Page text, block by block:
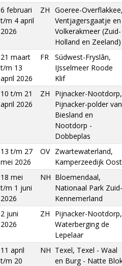
6 februari
t/m 4 april
2026
ZH Goeree-
Ventjagersgaatje en
Volkerakmeer (Zuid-
Holland en Zeeland)
21 maart
t/m 13
april 2026
FR
Súdwest-Fryslân,
IJsselmeer Roode
Klif
10 t/m 21
april 2026
ZH
Pijnacker-Nootdorp,
Pijnacker-polder van
Biesland en
Nootdorp -
Dobbeplas
13 t/m 27
mei 2026
OV Zwartewaterland,
Kamperzeedijk Oost
18 mei
t/m 1 juni
2026
NH Bloemendaal,
Nationaal Park Zuid-
Kennemerland
2 juni
2026
ZH
Pijnacker-Nootdorp,
Waterberging de
Lepelaar
11 april
t/m 20
NH Texel, Texel - Waal
en Burg - Natte